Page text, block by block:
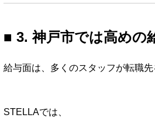
■ 3. 神戸市では高めの
給与面は、多くのスタッフが転職
STELLAでは、